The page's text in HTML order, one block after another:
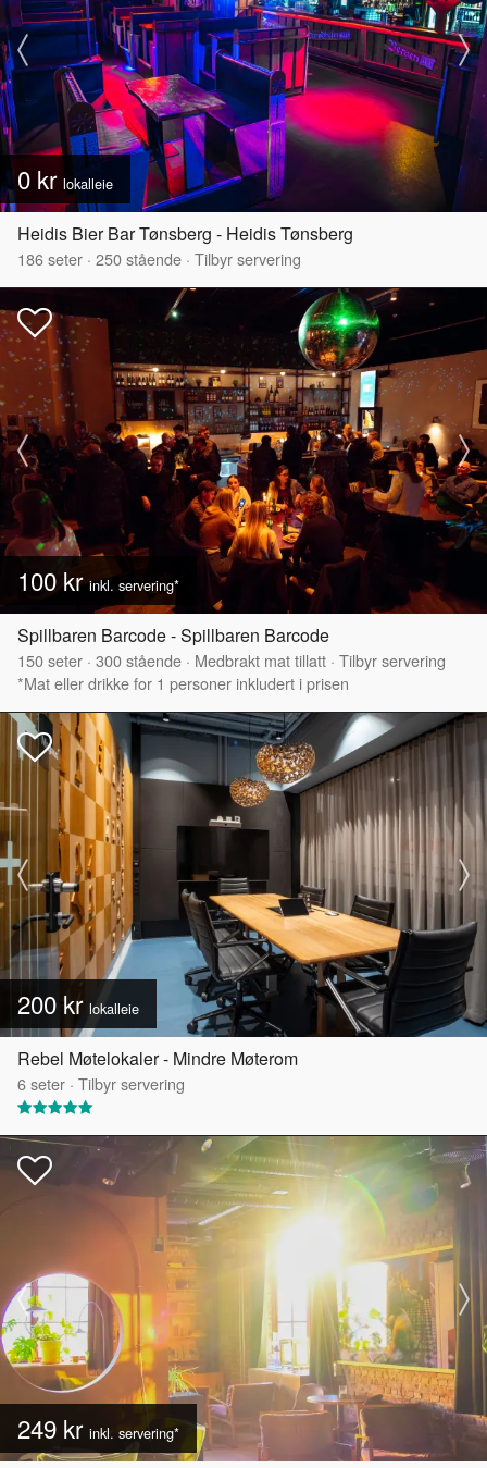
0 kr lokalleie
Heidis Bier Bar Tønsberg - Heidis Tønsberg
186seter · 250stående · Tilbyr servering
100 krinkl. servering*
Spillbaren Barcode - Spillbaren Barcode
150seter · 300stående · Medbrakt mat tillatt · Tilbyr servering
*Mat eller drikke for 1 personer inkludert i prisen
200 kr lokalleie
Rebel Møtelokaler - Mindre Møterom
6seter · Tilbyr servering
249 kr inkl. servering*